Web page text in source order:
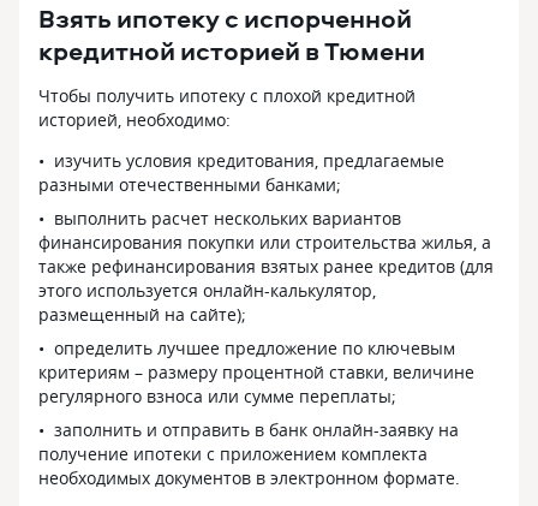
перед фактом если не соглашусь
на подключение услуги Домклик+,
процентная ставка повышется на 1%
больше. Других условии
не предложили. Меня ввели
приобретение страхования жизни
возможно только в пакете услуг
подписки домклик Плюс. Я был
вынужден покупать подписку,
поскольку с высокой % ставкой мне
не выгодно. И других вариантов
больше не было. Позже после
подписания мною кредитного
договора Федеральная
антимонопольная служба признала
нарушающими антимонопольное
законодательство решением N-
АК/3012-ДСП/25 от 17.01.2025Г.
Клиенты которые оформляют ипотеку
Взять ипотеку с испорченной
кредитной историей в Тюмени
Чтобы получить ипотеку с плохой кредитной
историей, необходимо:
изучить условия кредитования, предлагаемые
разными отечественными банками;
выполнить расчет нескольких вариантов
финансирования покупки или строительства жилья, а
также рефинансирования взятых ранее кредитов (для
этого используется онлайн-калькулятор,
размещенный на сайте);
определить лучшее предложение по ключевым
критериям – размеру процентной ставки, величине
регулярного взноса или сумме переплаты;
заполнить и отправить в банк онлайн-заявку на
получение ипотеки с приложением комплекта
необходимых документов в электронном формате.